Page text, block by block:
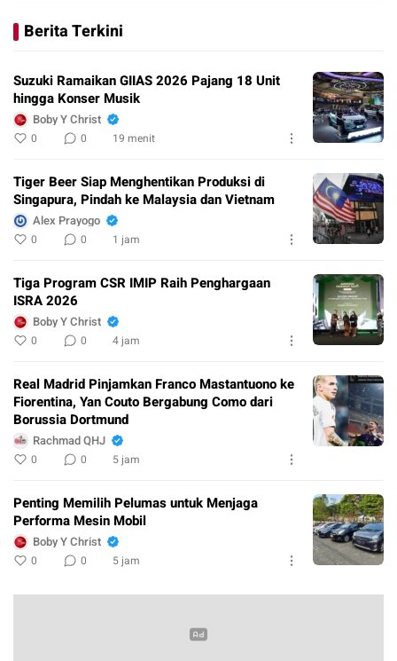
Berita Terkini
Suzuki Ramaikan GIIAS 2026 Pajang 18 Unit
hingga Konser Musik
Boby Y Christ
0 0 19 menit
Tiger Beer Siap Menghentikan Produksi di
Singapura, Pindah ke Malaysia dan Vietnam
Alex Prayogo
0 0 1 jam
Tiga Program CSR IMIP Raih Penghargaan
ISRA 2026
Boby Y Christ
0 0 4 jam
Real Madrid Pinjamkan Franco Mastantuono ke
Fiorentina, Yan Couto Bergabung Como dari
Borussia Dortmund
Rachmad QHJ
0 0 5 jam
Penting Memilih Pelumas untuk Menjaga
Performa Mesin Mobil
Boby Y Christ
0 0 5 jam